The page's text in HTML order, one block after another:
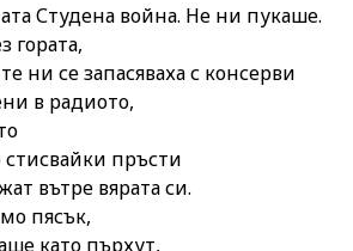
Студена война. Не ни пукаше.
гората,
ни се запасяваха с консерви
в радиото,
стисвайки пръсти
вътре вярата си.
пясък,
като пърхут,